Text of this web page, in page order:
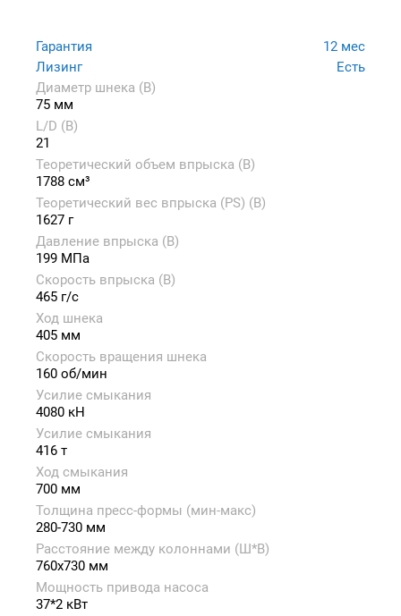
Гарантия
12 мес
Лизинг
Есть
Диаметр шнека (B)
75 мм
L/D (B)
21
Теоретический объем впрыска (B)
1788 см³
Теоретический вес впрыска (PS) (B)
1627 г
Давление впрыска (B)
199 МПа
Скорость впрыска (B)
465 г/с
Ход шнека
405 мм
Скорость вращения шнека
160 об/мин
Усилие смыкания
4080 кН
Усилие смыкания
416 т
Ход смыкания
700 мм
Толщина пресс-формы (мин-макс)
280-730 мм
Расстояние между колоннами (Ш*В)
760x730 мм
Мощность привода насоса
37*2 кВт